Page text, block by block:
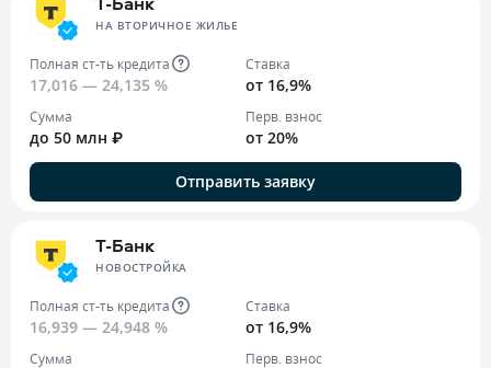
НА ВТОРИЧНОЕ ЖИЛЬЕ
Полная ст-ть кредита
17,016 — 24,135 %
Ставка
от 16,9%
Сумма
до 50 млн ₽
Перв. взнос
от 20%
Отправить заявку
Т-Банк
НОВОСТРОЙКА
Полная ст-ть кредита
16,939 — 24,948 %
Ставка
от 16,9%
Сумма Перв. взнос